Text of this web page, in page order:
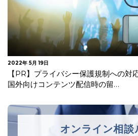
2022年 5月 19日
【PR】プライバシー保護規制への対
国外向けコンテンツ配信時の留…
オンライン相談